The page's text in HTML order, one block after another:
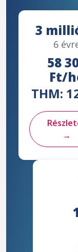
3
6
58
Ft/
THM:
→